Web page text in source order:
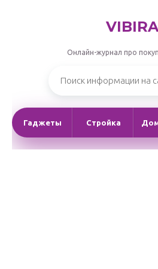
Онлайн-журнал про
Гаджеты Стройка